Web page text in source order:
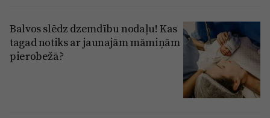
Balvos slēdz dzemdību nodaļu! Kas
tagad notiks ar jaunajām māmiņām
pierobežā?